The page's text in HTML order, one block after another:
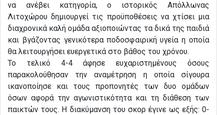
να ανέβει κατηγορία, ο ιστορικός Απόλλωνας
Λιτοχώρου δημιουργεί τις προϋποθέσεις να χτίσει μια
διαχρονικά καλή ομάδα αξιοποιώντας τα δικά της παιδιά
και βγάζοντας γενικότερα ποδοσφαιρική υγεία η οποία
θα λειτουργήσει ευεργετικά στο βάθος του χρόνου.
Το τελικό 4-4 άφησε ευχαριστημένους όσους
παρακολούθησαν την αναμέτρηση η οποία σίγουρα
ικανοποίησε και τους προπονητές των δυο ομάδων
όσων αφορά την αγωνιστικότητα και τη διάθεση των
παικτών τους. Η διακύμανση του σκορ έγινε ως εξής: 0-